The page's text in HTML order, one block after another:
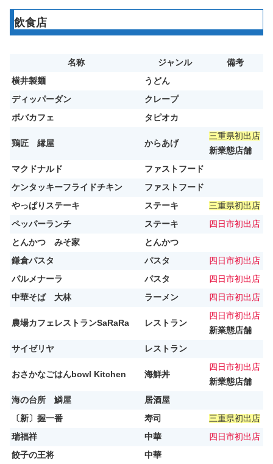
飲食店
名称 ジャンル
備考
横井製麺
うどん
ディッパーダン
クレープ
ボバカフェ
タピオカ
鶏匠 縁屋 からあげ
三重県初出店
新業態店舗
マクドナルド
ファストフード
ケンタッキーフライドチキン
ファストフード
やっぱりステーキ
ステーキ
三重県初出店
ペッパーランチ
ステーキ
四日市初出店
とんかつ みそ家
とんかつ
鎌倉パスタ
パスタ
四日市初出店
パルメナーラ
パスタ
四日市初出店
中華そば 大林
ラーメン 四日市初出店
農場カフェレストランSaRaRa レストラン
四日市初出店
新業態店舗
サイゼリヤ
レストラン
おさかなごはんbowl Kitchen 海鮮丼
四日市初出店
新業態店舗
海の台所 鱗屋
居酒屋
〔新〕握一番
寿司
三重県初出店
瑞福祥
中華
四日市初出店
餃子の王将
中華